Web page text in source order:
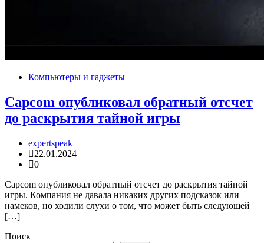
Компьютеры и гаджеты
Capcom опубликовал обратный отсчет
до раскрытия тайной игры
expertspeak
22.01.2024
0
Capcom опубликовал обратный отсчет до раскрытия тайной
игры. Компания не давала никаких других подсказок или
намеков, но ходили слухи о том, что может быть следующей
[…]
Поиск